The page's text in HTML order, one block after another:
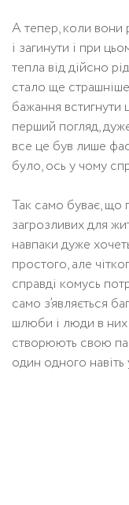
А тепер, коли вони
і загинути і при
тепла від дійсно
стало ще
бажання встигнути
перший погляд,
все це був лише
було, ось у чому
Так само буває, що
загрозливих для
навпаки дуже
простого, але
справді комусь
само з’являється
шлюби і люди в них
створюють свою
один одного